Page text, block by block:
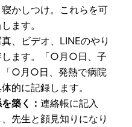
かしつけ。これらを可
ます。
、ビデオ、LINEのやり
します。「○月○日、子
「○月○日、発熱で病院
的に記録します。
築く： 連絡帳に記入
先生と顔見知りになり